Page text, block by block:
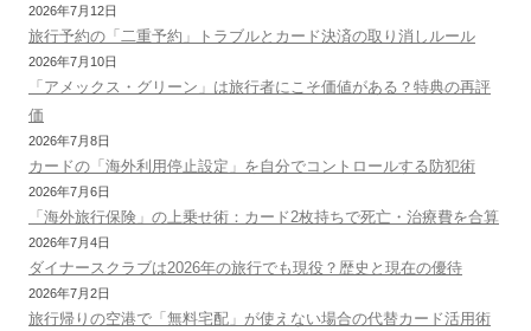
2026年7月12日
旅行予約の「二重予約」トラブルとカード決済の取り消しルール
2026年7月10日
「アメックス・グリーン」は旅行者にこそ価値がある？特典の再評
価
2026年7月8日
カードの「海外利用停止設定」を自分でコントロールする防犯術
2026年7月6日
「海外旅行保険」の上乗せ術：カード2枚持ちで死亡・治療費を合算
2026年7月4日
ダイナースクラブは2026年の旅行でも現役？歴史と現在の優待
2026年7月2日
旅行帰りの空港で「無料宅配」が使えない場合の代替カード活用術